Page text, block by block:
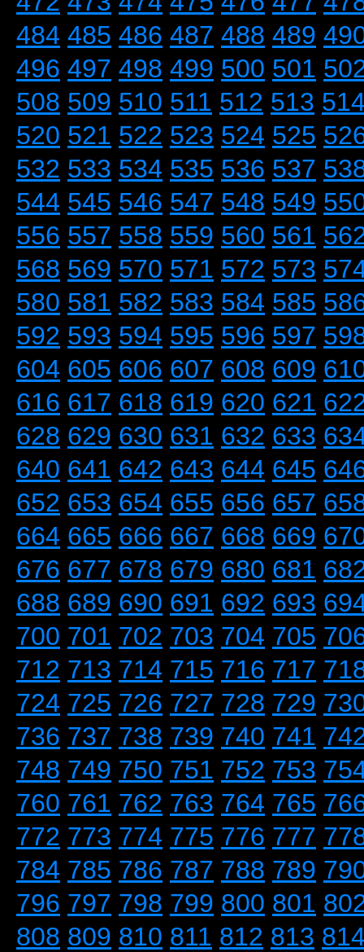
484 485 486 487 488 489
496 497 498 499 500 501
508 509 510 511 512 513
520 521 522 523 524 525
532 533 534 535 536 537
544 545 546 547 548 549
556 557 558 559 560 561
568 569 570 571 572 573
580 581 582 583 584 585
592 593 594 595 596 597
604 605 606 607 608 609
616 617 618 619 620 621
628 629 630 631 632 633
640 641 642 643 644 645
652 653 654 655 656 657
664 665 666 667 668 669
676 677 678 679 680 681
688 689 690 691 692 693
700 701 702 703 704 705
712 713 714 715 716 717
724 725 726 727 728 729
736 737 738 739 740 741
748 749 750 751 752 753
760 761 762 763 764 765
772 773 774 775 776 777
784 785 786 787 788 789
796 797 798 799 800 801
808 809 810 811 812 813